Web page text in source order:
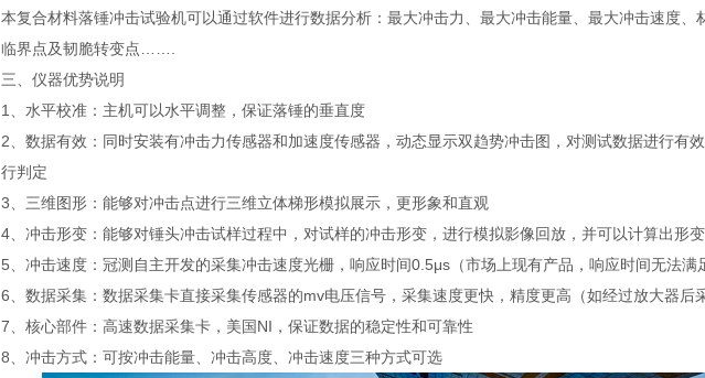
本复合材料落锤冲击试验机可以通过软件进行数据分析：最大冲击力、最大冲击能量、最大冲击速度、
临界点及韧脆转变点…….
三、 仪器优势说明
1、 水平校准：主机可以水平调整，保证落锤的垂直度
2、数据有效：同时安装有冲击力传感器和加速度传感器，动态显示双趋势冲击图，对测试数据进行有
行判定
3、 三维图形：能够对冲击点进行三维立体梯形模拟展示，更形象和直观
4、冲击形变：能够对锤头冲击试样过程中，对试样的冲击形变，进行模拟影像回放，并可以计算出形
5、冲击速度：冠测自主开发的采集冲击速度光栅，响应时间0.5μs（市场上现有产品，响应时间无法满
6、数据采集：数据采集卡直接采集传感器的mv电压信号，采集速度更快，精度更高（如经过放大器后
7、 核心部件：高速数据采集卡，美国NI，保证数据的稳定性和可靠性
8、冲击方式：可按冲击能量、冲击高度、冲击速度三种方式可选